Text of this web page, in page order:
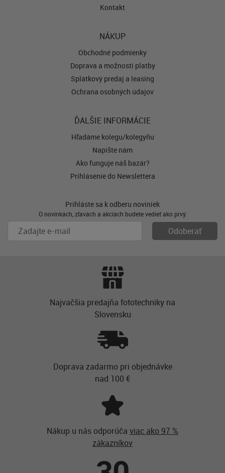
Kontakt
NÁKUP
Obchodné podmienky
Doprava a možnosti platby
Splátkový predaj a leasing
Ochrana osobných údajov
ĎALŠIE INFORMÁCIE
Hľadáme kolegu/kolegyňu
Napíšte nám
Ako funguje náš bazár?
Prihlásenie do Newslettera
Prihláste sa k odberu noviniek
O novinkách, zľavách a akciách budete vedieť ako prvý.
Najvačšia predajňa fototechniky na
Slovensku
Doprava zadarmo pri objednávke
nad 100 €
Nákup u nás odporúča viac ako 97 %
zákazníkov